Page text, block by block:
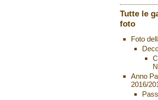
Tutte le
foto
Foto
Anno
2016/